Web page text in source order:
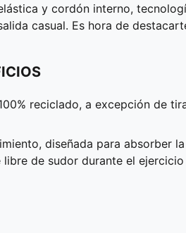
y cordón interno,
casual. Es hora de
reciclado, a excepción de
diseñada para absorber la
de sudor durante el ejercicio